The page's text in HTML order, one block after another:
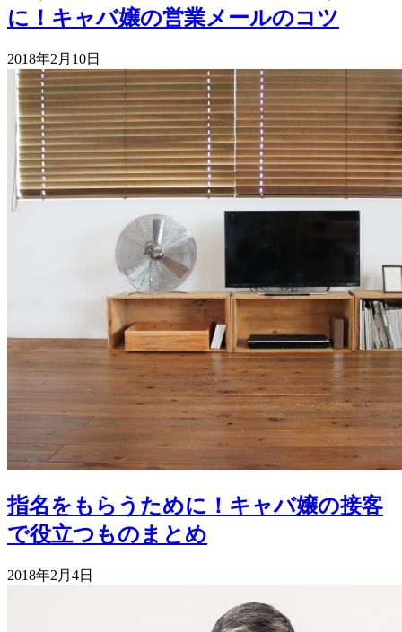
に！キャバ嬢の営業メールのコツ
2018年2月10日
指名をもらうために！キャバ嬢の接客
で役立つものまとめ
2018年2月4日